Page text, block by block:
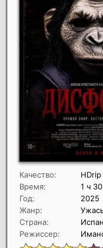
Качество:
HDrip
Время:
1 ч
Год:
2025
Жанр:
Страна:
Режиссер: